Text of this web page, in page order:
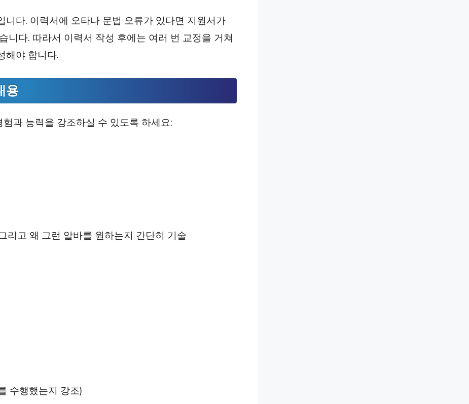
다. 이력서에 오타나 문법 오류가 있다면 지원서가
니다. 따라서 이력서 작성 후에는 여러 번 교정을 거쳐
해야 합니다.
용
과 능력을 강조하실 수 있도록 하세요:
리고 왜 그런 알바를 원하는지 간단히 기술
수행했는지 강조)